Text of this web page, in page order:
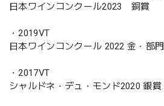
日本ワインコンクール2023 銅賞
・2019VT
日本ワインコンクール 2022 金・部
・2017VT
シャルドネ・デュ・モンド2020 銀賞